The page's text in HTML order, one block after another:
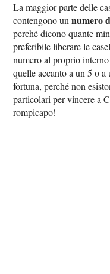
La maggior parte delle
contengono unnumero
perché dicono quante
preferibile liberare le
numero al proprio
quelle accanto a un 5 o
fortuna, perché non
particolari per vincere a
rompicapo!